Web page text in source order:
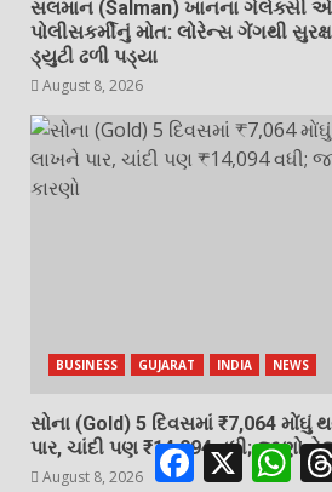
સલમાન (Salman) ખાનના ગેલેક્સી
પોલીસકર્મીનું મોત: લોરેન્સ ગેંગથી
ડ્યુટી ઢળી પડ્યા
August 8, 2026
BUSINESS GUJARAT INDIA NEWS
સોના (Gold) 5 દિવસમાં ₹7,064 મોંઘું
પાર, ચાંદી પણ ₹14,094 વધી; જાણો
August 8, 2026
Facebook
X